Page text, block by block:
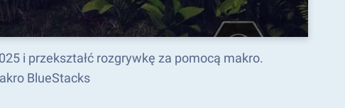
i przekształć rozgrywkę za pomocą makro.
BlueStacks